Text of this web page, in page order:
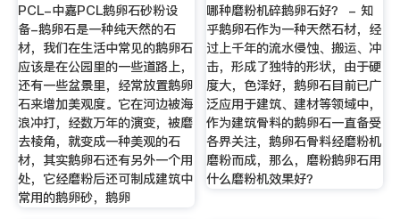
PCL-中嘉PCL鹅卵石砂粉设
备-鹅卵石是一种纯天然的石
材，我们在生活中常见的鹅卵石
应该是在公园里的一些道路上，
还有一些盆景里，经常放置鹅卵
石来增加美观度。它在河边被海
浪冲打，经数万年的演变，被磨
去棱角，就变成一种美观的石
材，其实鹅卵石还有另外一个用
处，它经磨粉后还可制成建筑中
常用的鹅卵砂，鹅卵
哪种磨粉机碎鹅卵石好？ - 知
乎鹅卵石作为一种天然石材，经
过上千年的流水侵蚀、搬运、冲
击，形成了独特的形状，由于硬
度大，色泽好，鹅卵石目前已广
泛应用于建筑、建材等领域中，
作为建筑骨料的鹅卵石一直备受
各界关注，鹅卵石骨料经磨粉机
磨粉而成，那么，磨粉鹅卵石用
什么磨粉机效果好？